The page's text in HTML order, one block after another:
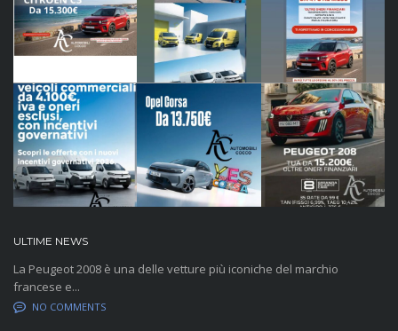
ULTIME NEWS
La Peugeot 2008 è una delle vetture più iconiche del marchio
francese e...
NO COMMENTS